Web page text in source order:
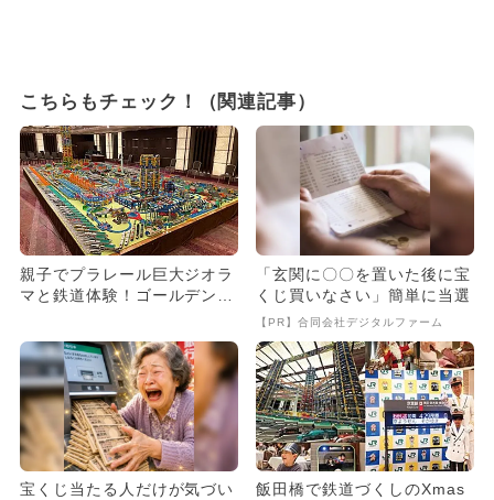
こちらもチェック！（関連記事）
親子でプラレール巨大ジオラ
マと鉄道体験！ゴールデンウ
「玄関に〇〇を置いた後に宝
くじ買いなさい」簡単に当選
【PR】合同会社デジタルファーム
宝くじ当たる人だけが気づい
飯田橋で鉄道づくしのXmas